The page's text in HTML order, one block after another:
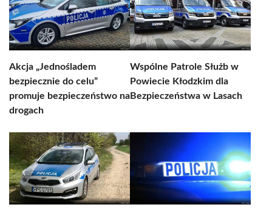
Akcja „Jednośladem
bezpiecznie do celu”
promuje bezpieczeństwo na
drogach
Wspólne Patrole Służb w
Powiecie Kłodzkim dla
Bezpieczeństwa w Lasach